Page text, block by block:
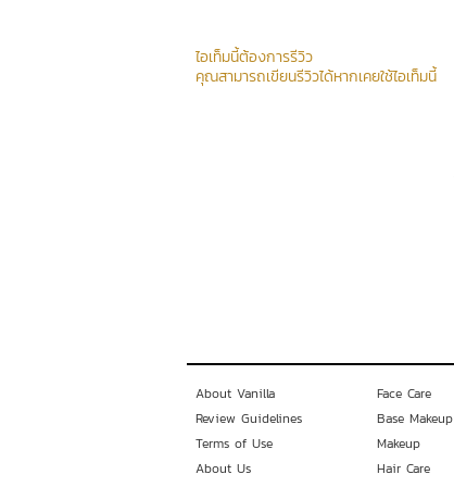
ไอเท็มนี้ต้องการรีวิว
คุณสามารถเขียนรีวิวได้หากเคยใช้ไอเท็มนี้
About Vanilla
Review Guidelines
Terms of Use
About Us
Face Care
Base Makeup
Makeup
Hair Care